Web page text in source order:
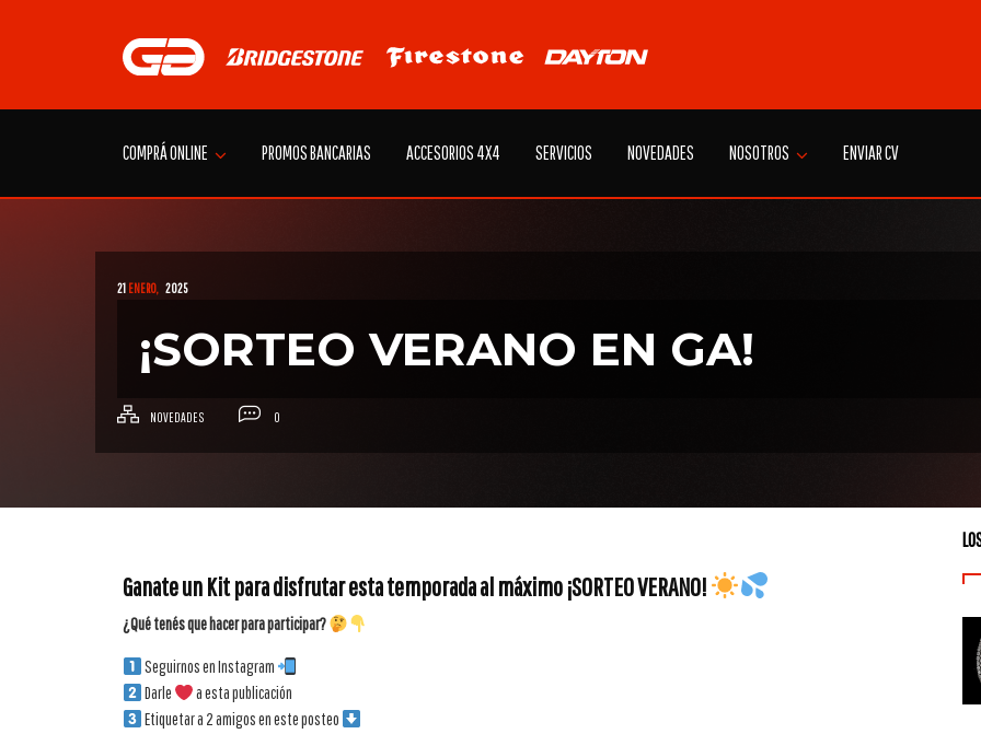
COMPRÁ ONLINE PROMOS BANCARIAS ACCESORIOS 4X4 SERVICIOS NOVEDADES NOSOTROS ENVIAR CV
21 ENERO, 2025
¡SORTEO VERANO EN GA!
NOVEDADES 0
Ganate un Kit para disfrutar esta temporada al máximo ¡SORTEO VERANO!
¿Qué tenés que hacer para participar?
Seguirnos en Instagram
Darle
a esta publicación
Etiquetar a 2 amigos en este posteo